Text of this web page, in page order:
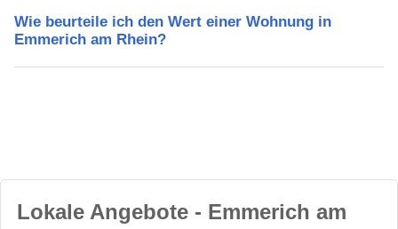
Wie beurteile ich den Wert einer Wohnung in
Emmerich am Rhein?
Lokale Angebote - Emmerich am